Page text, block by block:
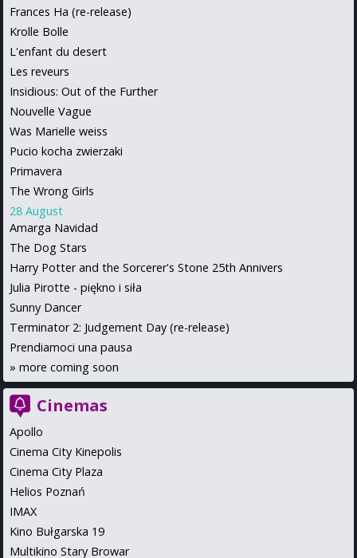
Frances Ha (re-release)
Krolle Bolle
L'enfant du desert
Les reveurs
Insidious: Out of the Further
Nouvelle Vague
Was Marielle weiss
Pucio kocha zwierzaki
Primavera
The Wrong Girls
28 August
Amarga Navidad
The Dog Stars
Harry Potter and the Sorcerer's Stone 25th Annivers
Julia Pirotte - piękno i siła
Sunny Dancer
Terminator 2: Judgement Day (re-release)
Prendiamoci una pausa
» more coming soon
Cinemas
Apollo
Cinema City Kinepolis
Cinema City Plaza
Helios Poznań
IMAX
Kino Bułgarska 19
Multikino Stary Browar